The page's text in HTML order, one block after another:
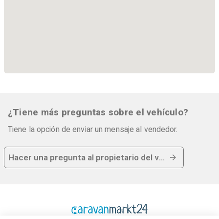
Airbag trasero
Cámara de ayuda al aparcamiento
Elevalunas eléctricos
ESP
Sistema manos libres
Climatizador automático
REPRODUCTOR MP3
¿Tiene más preguntas sobre el vehículo?
Tiene la opción de enviar un mensaje al vendedor.
Hacer una pregunta al propietario del vehículo